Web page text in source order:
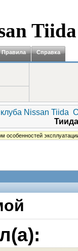
Tiida
Правила Справка
Nissan Tiida
особенностей
V.I.P.